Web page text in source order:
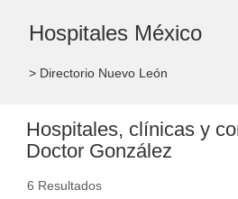
Hospitales México
> Directorio Nuevo León
Hospitales, clínicas y
Doctor González
6 Resultados